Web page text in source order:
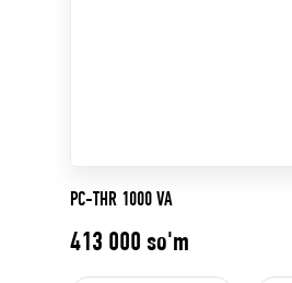
PC-THR 1000 VA
413 000 so'm